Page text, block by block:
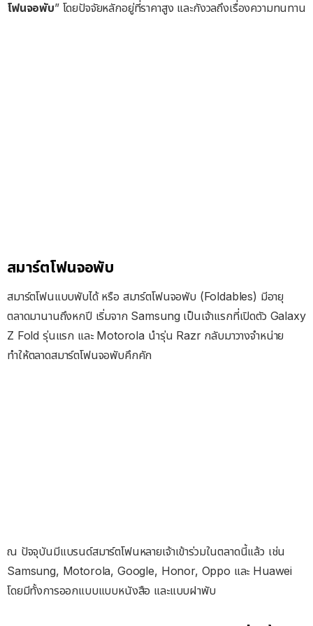
โฟนจอพับ” โดยปัจจัยหลักอยู่ที่ราคาสูง และกังวลถึงเรื่องความทนทาน
สมาร์ตโฟนจอพับ
สมาร์ตโฟนแบบพับได้ หรือ สมาร์ตโฟนจอพับ (Foldables) มีอายุ
ตลาดมานานถึงหกปี เริ่มจาก Samsung เป็นเจ้าแรกที่เปิดตัว Galaxy
Z Fold รุ่นแรก และ Motorola นำรุ่น Razr กลับมาวางจำหน่าย
ทำให้ตลาดสมาร์ตโฟนจอพับคึกคัก
ณ ปัจจุบันมีแบรนด์สมาร์ตโฟนหลายเจ้าเข้าร่วมในตลาดนี้แล้ว เช่น
Samsung, Motorola, Google, Honor, Oppo และ Huawei
โดยมีทั้งการออกแบบแบบหนังสือ และแบบฝาพับ